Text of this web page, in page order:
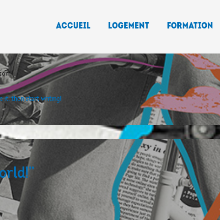
Accueil Logement Formation
it, then start writing!